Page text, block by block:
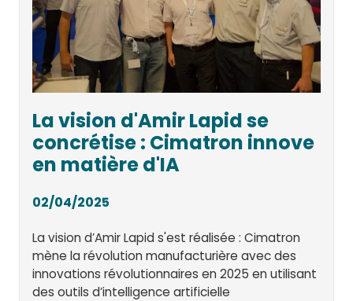
La vision d'Amir Lapid se
concrétise : Cimatron innove
en matière d'IA
02/04/2025
La vision d’Amir Lapid s'est réalisée : Cimatron
mène la révolution manufacturière avec des
innovations révolutionnaires en 2025 en utilisant
des outils d’intelligence artificielle